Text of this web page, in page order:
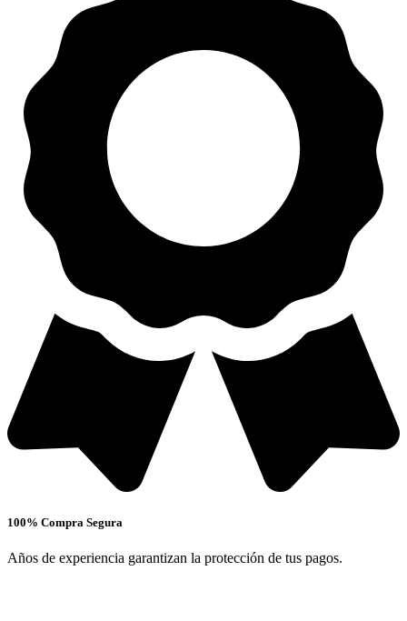
100% Compra Segura
Años de experiencia garantizan la protección de tus pagos.